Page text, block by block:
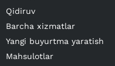
Qidiruv
Barcha xizmatlar
Yangi buyurtma yaratish
Mahsulotlar